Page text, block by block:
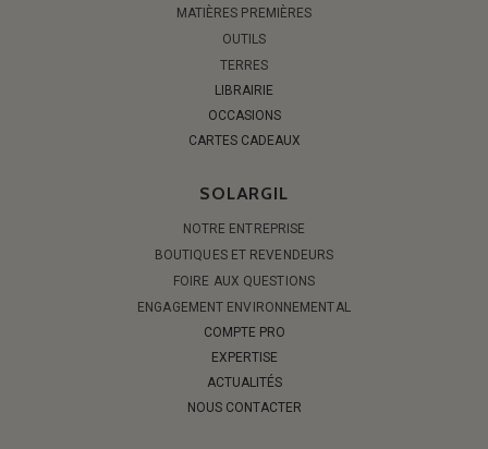
MATIÈRES PREMIÈRES
OUTILS
TERRES
LIBRAIRIE
OCCASIONS
CARTES CADEAUX
SOLARGIL
NOTRE ENTREPRISE
BOUTIQUES ET REVENDEURS
FOIRE AUX QUESTIONS
ENGAGEMENT ENVIRONNEMENTAL
COMPTE PRO
EXPERTISE
ACTUALITÉS
NOUS CONTACTER